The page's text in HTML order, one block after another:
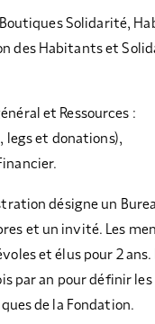
Boutiques Solidarité,
des Habitants et
et Ressources :
legs et donations),
désigne un
et un invité. Les
et élus pour 2 ans.
par an pour définir les
de la Fondation.